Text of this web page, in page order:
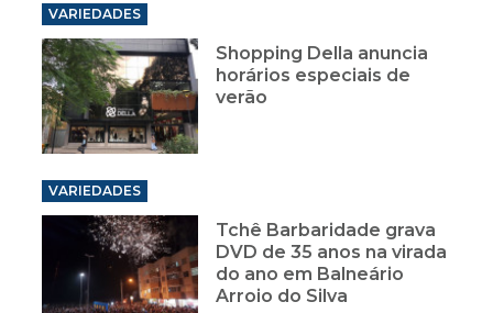
VARIEDADES
Shopping Della anuncia
horários especiais de
verão
VARIEDADES
Tchê Barbaridade grava
DVD de 35 anos na virada
do ano em Balneário
Arroio do Silva